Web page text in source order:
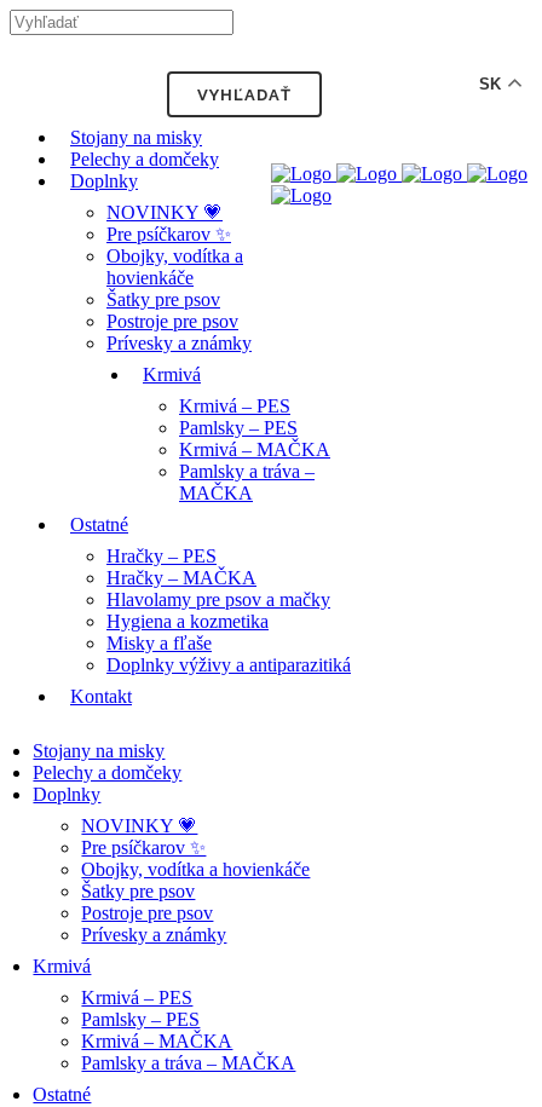
Stojany na misky
Pelechy a domčeky
Doplnky
NOVINKY 💗
Pre psíčkarov ✨
Obojky, vodítka a
hovienkáče
Šatky pre psov
Postroje pre psov
Prívesky a známky
Krmivá
Krmivá – PES
Pamlsky – PES
Krmivá – MAČKA
Pamlsky a tráva –
MAČKA
Ostatné
Hračky – PES
Hračky – MAČKA
Hlavolamy pre psov a mačky
Hygiena a kozmetika
Misky a fľaše
Doplnky výživy a antiparazitiká
Kontakt
Stojany na misky
Pelechy a domčeky
Doplnky
NOVINKY 💗
Pre psíčkarov ✨
Obojky, vodítka a hovienkáče
Šatky pre psov
Postroje pre psov
Prívesky a známky
Krmivá
Krmivá – PES
Pamlsky – PES
Krmivá – MAČKA
Pamlsky a tráva – MAČKA
Ostatné
SK
-12% ZĽAVA s kódom "LETO12" ☀️